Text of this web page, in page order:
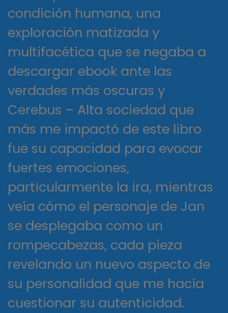
condición humana, una
exploración matizada y
multifacética que se negaba a
descargar ebook ante las
verdades más oscuras y
Cerebus – Alta sociedad que
más me impactó de este libro
fue su capacidad para evocar
fuertes emociones,
particularmente la ira, mientras
veía cómo el personaje de Jan
se desplegaba como un
rompecabezas, cada pieza
revelando un nuevo aspecto de
su personalidad que me hacía
cuestionar su autenticidad.